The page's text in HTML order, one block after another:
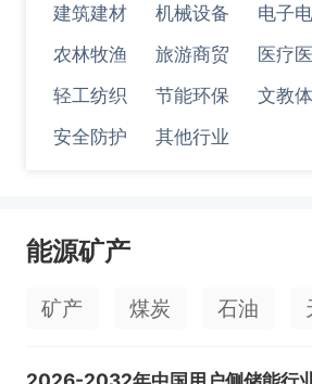
技术
建筑建材
机械设备 电子
农林牧渔
旅游商贸 医疗
轻工纺织
节能环保 文教
安全防护
其他行业
能源矿产
矿产 煤炭 石油